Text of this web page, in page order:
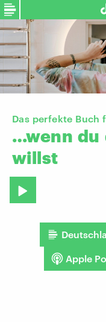
Das perfekte Buch
…wenn du
willst
Apple